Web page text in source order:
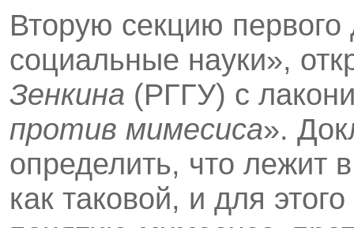
Вторую секцию
социальные науки»,
Зенкина (РГГУ) с
против мимесиса».
определить, что лежит
как таковой, и для